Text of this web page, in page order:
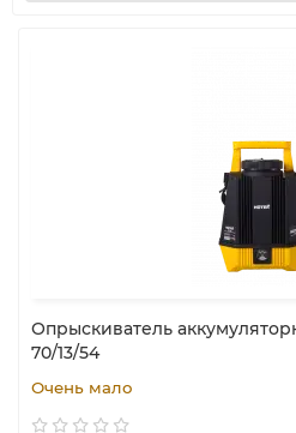
Опрыскиватель
70/13/54
Очень мало